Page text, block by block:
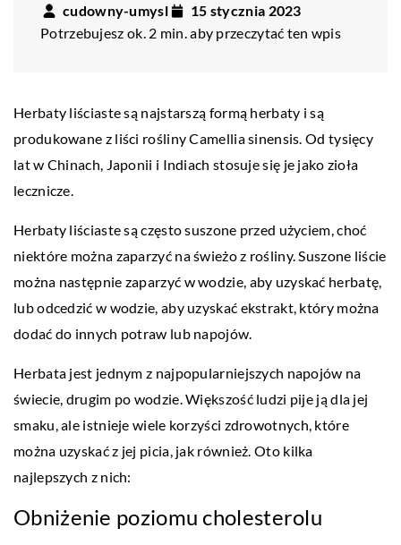
cudowny-umysl
15 stycznia 2023
Potrzebujesz ok. 2 min. aby przeczytać ten wpis
Herbaty liściaste są najstarszą formą herbaty i są
produkowane z liści rośliny Camellia sinensis. Od tysięcy
lat w Chinach, Japonii i Indiach stosuje się je jako zioła
lecznicze.
Herbaty liściaste są często suszone przed użyciem, choć
niektóre można zaparzyć na świeżo z rośliny. Suszone liście
można następnie zaparzyć w wodzie, aby uzyskać herbatę,
lub odcedzić w wodzie, aby uzyskać ekstrakt, który można
dodać do innych potraw lub napojów.
Herbata jest jednym z najpopularniejszych napojów na
świecie, drugim po wodzie. Większość ludzi pije ją dla jej
smaku, ale istnieje wiele korzyści zdrowotnych, które
można uzyskać z jej picia, jak również. Oto kilka
najlepszych z nich:
Obniżenie poziomu cholesterolu